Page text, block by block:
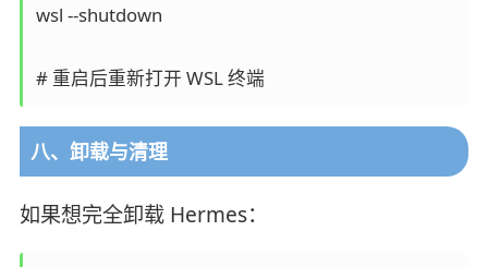
wsl --shutdown
八、卸载与清理
如果想完全卸载 Hermes：